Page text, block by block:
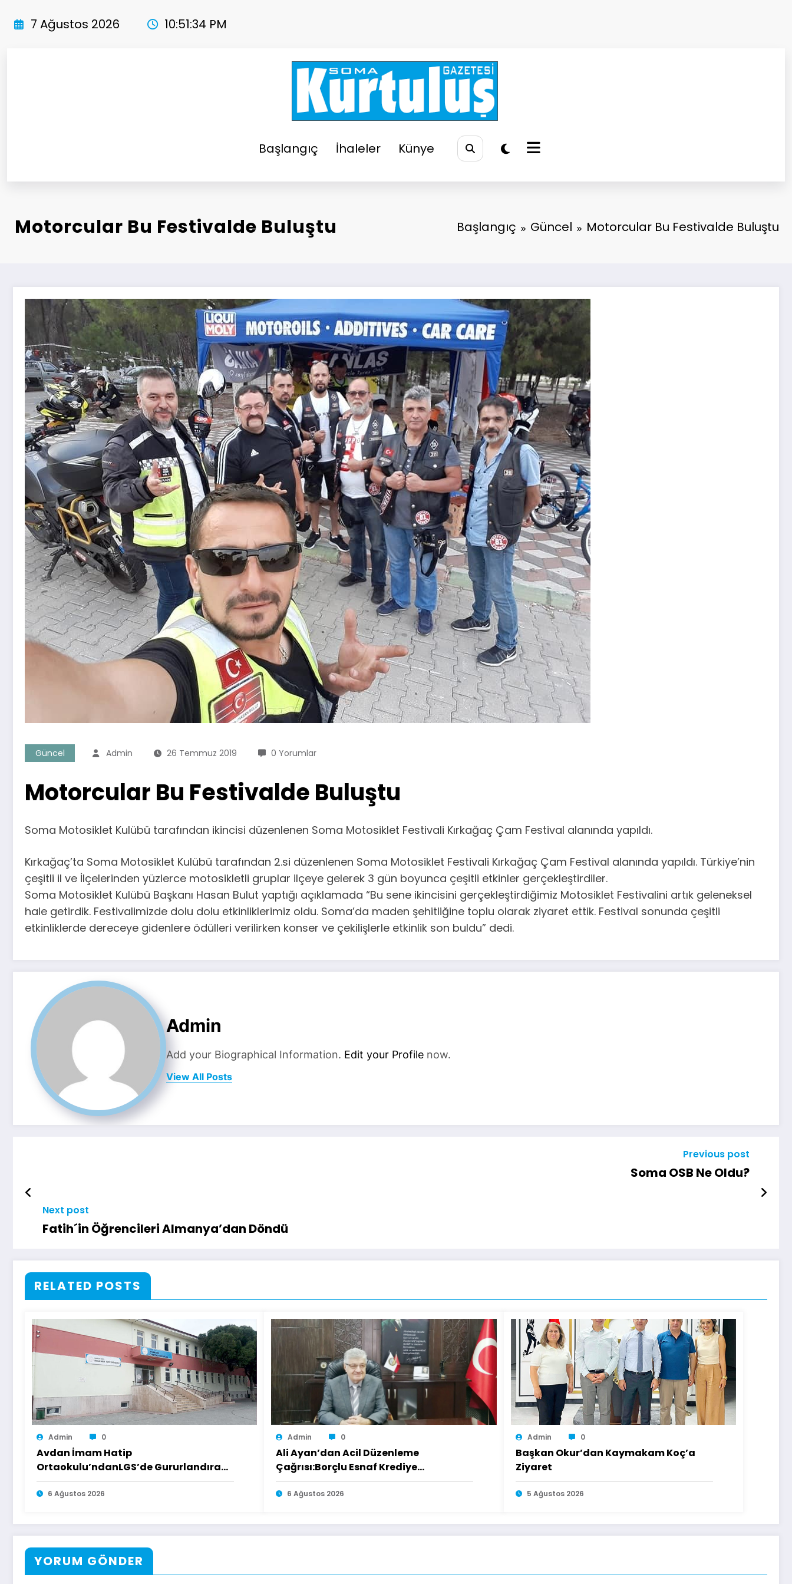
atla
7 Ağustos 2026 10:51:36 PM
Başlangıç İhaleler Künye
Motorcular Bu Festivalde Buluştu Başlangıç Güncel Motorcular Bu Festivalde Buluştu
Güncel Admin 26 Temmuz 2019 0 Yorumlar
Motorcular Bu Festivalde Buluştu
Soma Motosiklet Kulübü tarafından ikincisi düzenlenen Soma Motosiklet Festivali Kırkağaç Çam Festival alanında yapıldı.
Kırkağaç’ta Soma Motosiklet Kulübü tarafından 2.si düzenlenen Soma Motosiklet Festivali Kırkağaç Çam Festival alanında yapıldı. Türkiye’nin
çeşitli il ve İlçelerinden yüzlerce motosikletli gruplar ilçeye gelerek 3 gün boyunca çeşitli etkinler gerçekleştirdiler.
Soma Motosiklet Kulübü Başkanı Hasan Bulut yaptığı açıklamada “Bu sene ikincisini gerçekleştirdiğimiz Motosiklet Festivalini artık geleneksel
hale getirdik. Festivalimizde dolu dolu etkinliklerimiz oldu. Soma’da maden şehitliğine toplu olarak ziyaret ettik. Festival sonunda çeşitli
etkinliklerde dereceye gidenlere ödülleri verilirken konser ve çekilişlerle etkinlik son buldu” dedi.
Admin
Add your Biographical Information. Edit your Profile now.
View All Posts
Previous post
Soma OSB Ne Oldu?
Next post
Fatih´in Öğrencileri Almanya’dan Döndü
RELATED POSTS
Admin 0
Avdan İmam Hatip
Ortaokulu’ndanLGS’de Gururlandıran
Başarı
6 Ağustos 2026
Admin 0
Ali Ayan’dan Acil Düzenleme
Çağrısı:Borçlu Esnaf Krediye
Ulaşamıyor
6 Ağustos 2026
Admin 0
Başkan Okur’dan Kaymakam Koç’a
Ziyaret
5 Ağustos 2026
YORUM GÖNDER